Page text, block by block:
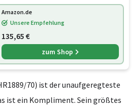
Amazon.de
Unsere Empfehlung
135,65 €
zum Shop
70) ist der unaufgeregteste
ist ein Kompliment. Sein größtes